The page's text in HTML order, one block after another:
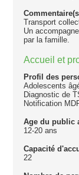
Transport
Un
par la famille.
Accueil et
Profil des
Adolescents
Diagnostic de
Notification
Age du public
12-20 ans
Capacité
22